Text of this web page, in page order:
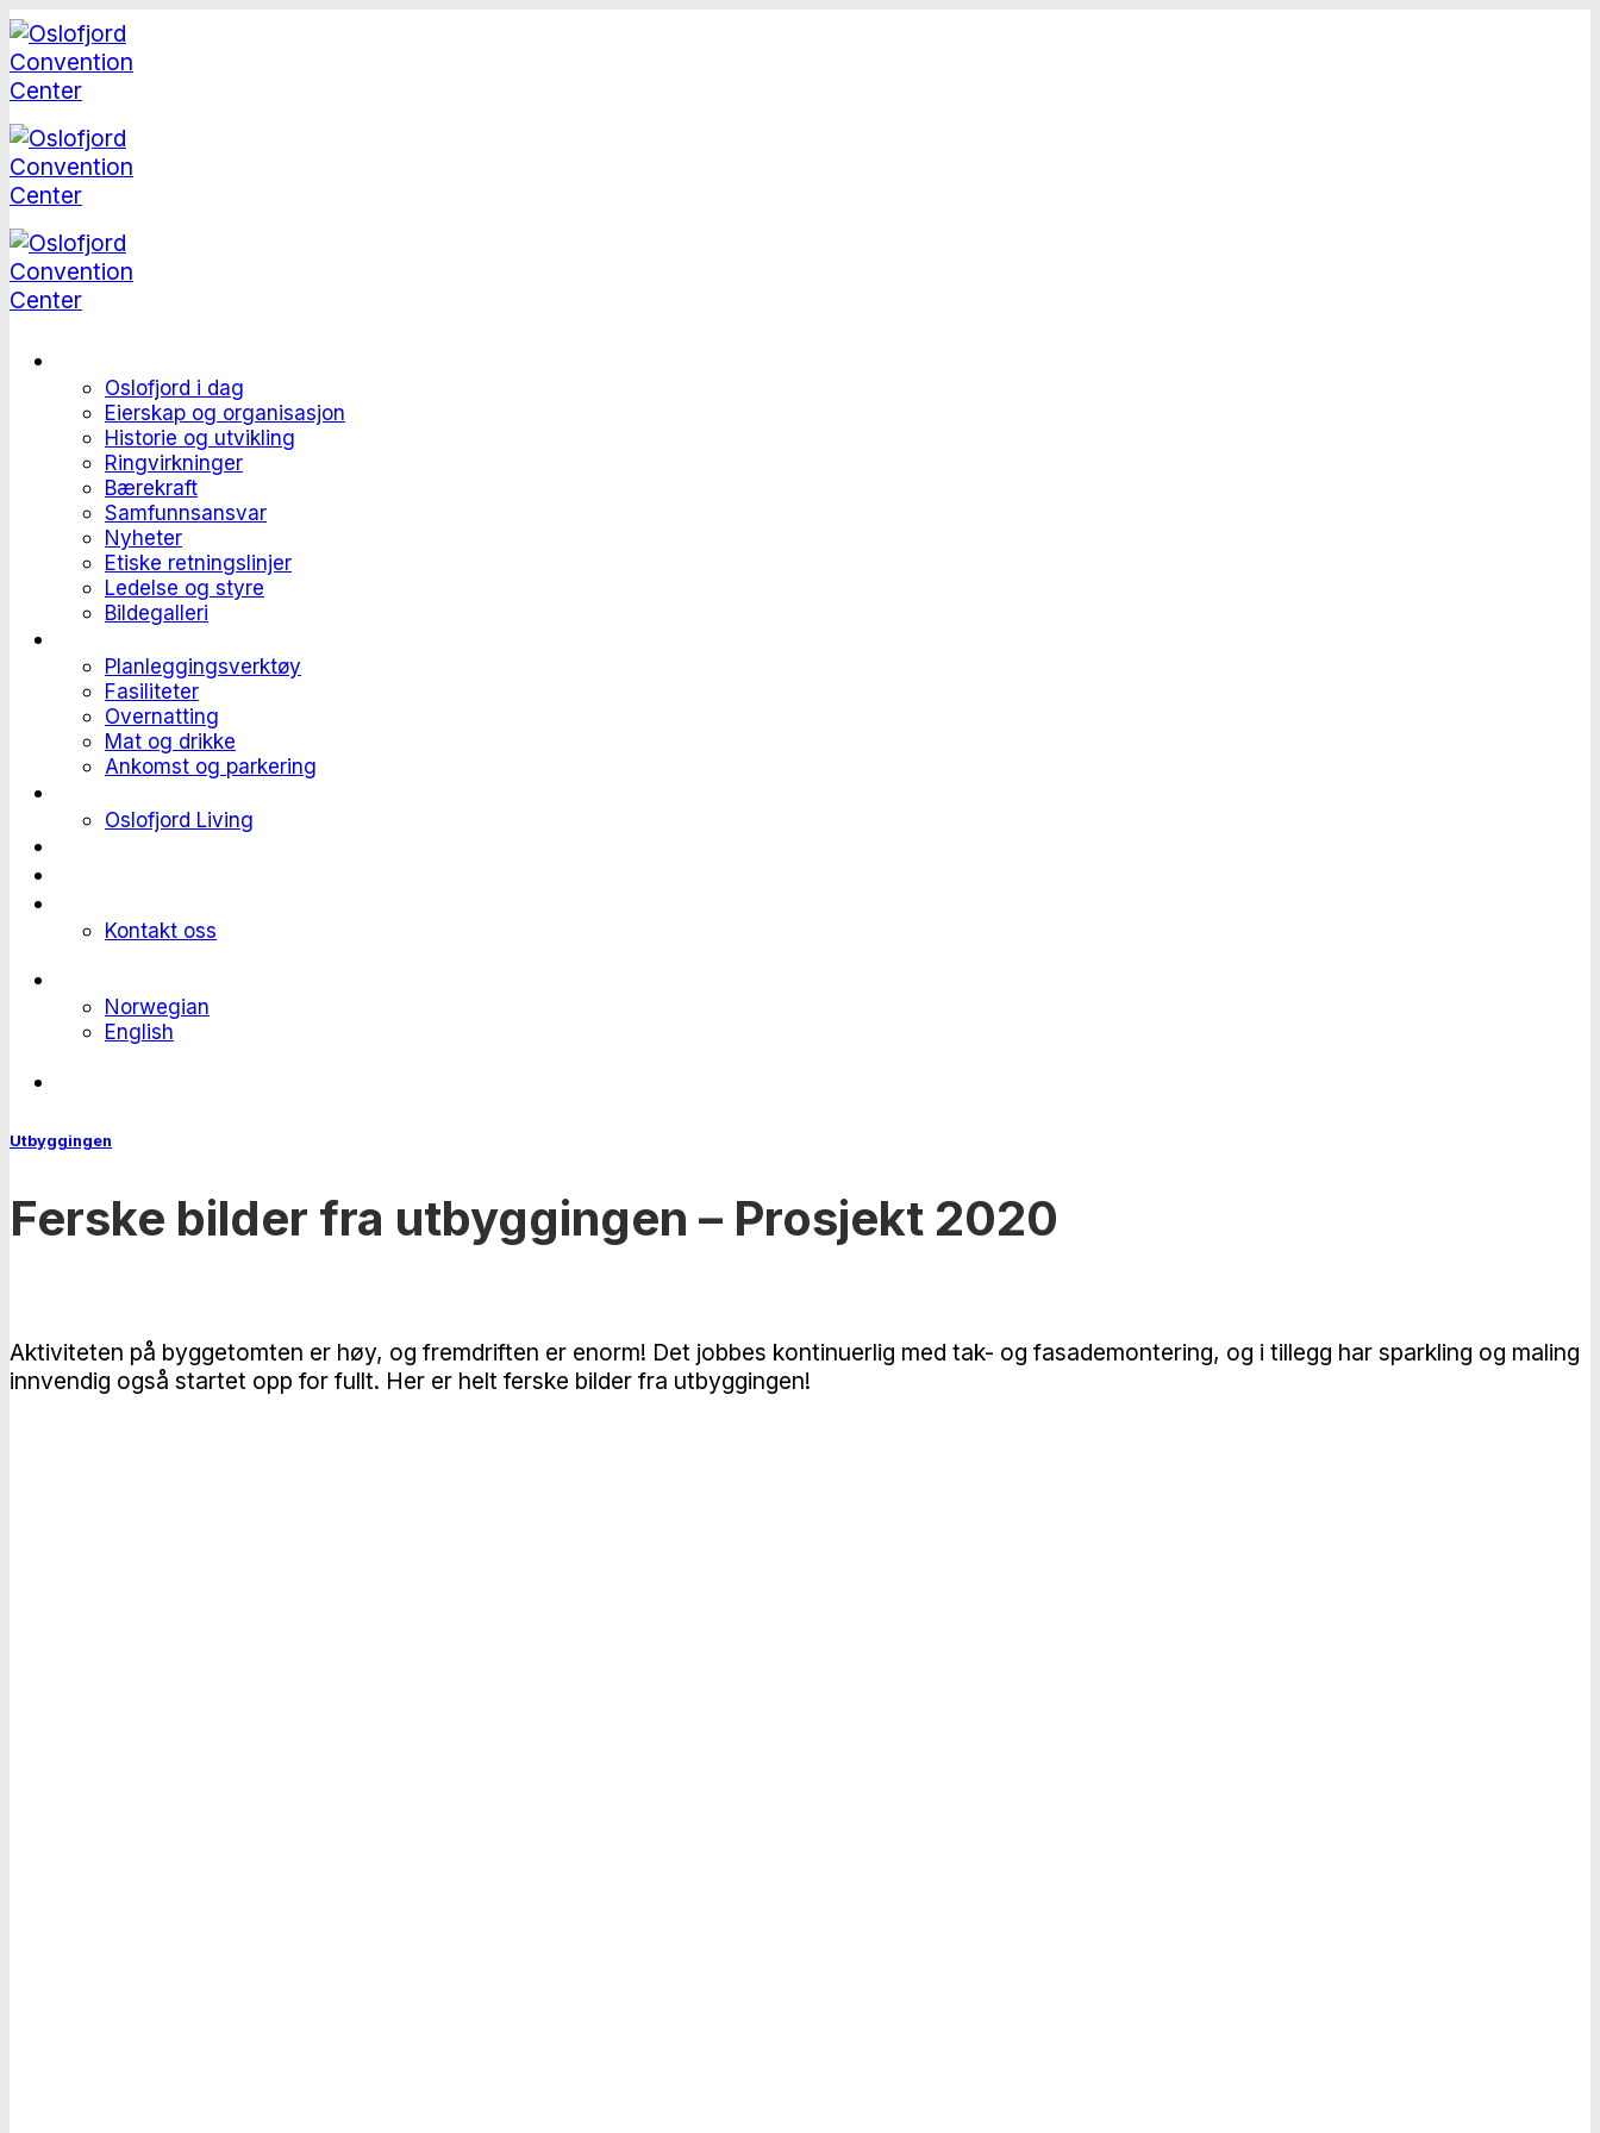
Skip
to
content
Oslofjord i dag
Eierskap og organisasjon
Historie og utvikling
Ringvirkninger
Bærekraft
Samfunnsansvar
Nyheter
Etiske retningslinjer
Ledelse og styre
Bildegalleri
Planleggingsverktøy
Fasiliteter
Overnatting
Mat og drikke
Ankomst og parkering
Oslofjord Living
Kontakt oss
Norwegian
English
Utbyggingen
Ferske bilder fra utbyggingen – Prosjekt 2020
Aktiviteten på byggetomten er høy, og fremdriften er enorm! Det jobbes kontinuerlig med tak- og fasademontering, og i tillegg har sparkling og maling
innvendig også startet opp for fullt. Her er helt ferske bilder fra utbyggingen!